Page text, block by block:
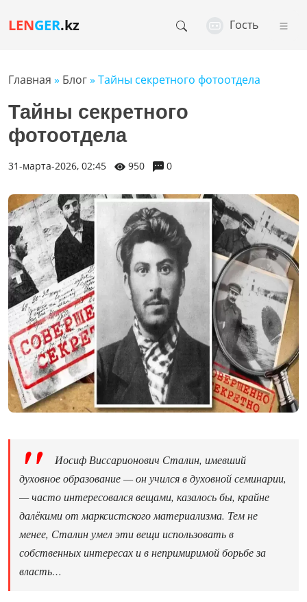
LENGER.kz Гость
Главная » Блог» Тайны секретного фотоотдела
Тайны секретного
фотоотдела
31-марта-2026, 02:45 950 0
Иосиф Виссарионович Сталин, имевший
духовное образование — он учился в духовной семинарии,
— часто интересовался вещами, казалось бы, крайне
далёкими от марксистского материализма. Тем не
менее, Сталин умел эти вещи использовать в
собственных интересах и в непримиримой борьбе за
власть…